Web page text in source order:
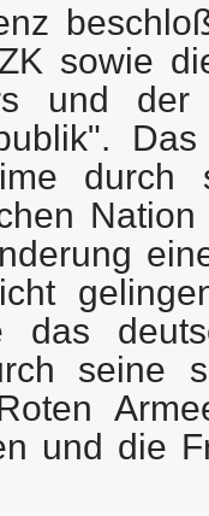
sowie
und
durch
das
seine
und die